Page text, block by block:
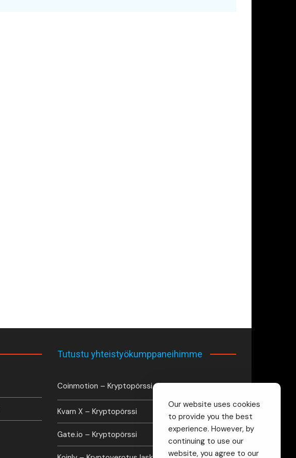
Tutustu yhteistyökumppaneihimme
Coinmotion – Kryptopörssi
Kvarn X – Kryptopörssi
Gate.io – Kryptopörssi
Our website uses cookies
to provide you the best
experience. However, by
continuing to use our
website, you agree to our